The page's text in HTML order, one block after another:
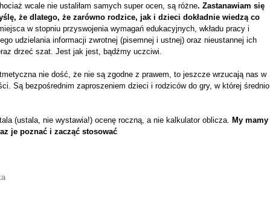
wcale nie ustaliłam samych super ocen, są różne. Zastanawiam się
że dlatego, że zarówno rodzice, jak i dzieci dokładnie wiedzą co
w stopniu przyswojenia wymagań edukacyjnych, wkładu pracy i
udzielania informacji zwrotnej (pisemnej i ustnej) oraz nieustannej ich
drzeć szat. Jest jak jest, bądźmy uczciwi.
nie dość, że nie są zgodne z prawem, to jeszcze wrzucają nas w
Są bezpośrednim zaproszeniem dzieci i rodziców do gry, w której średnio
(ustala, nie wystawia!) ocenę roczną, a nie kalkulator oblicza. My mamy
je poznać i zacząć stosować